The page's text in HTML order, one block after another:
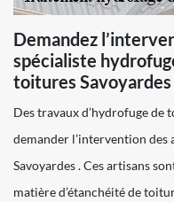
Demandez
spécialiste
toitures Savoyardes
Des travaux d’hydrofuge de
demander l’intervention des
Savoyardes . Ces artisans
matière d’étanchéité de